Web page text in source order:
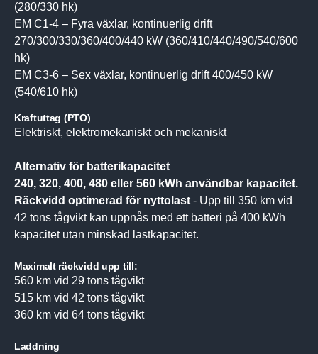
(280/330 hk)
EM C1-4 – Fyra växlar, kontinuerlig drift
270/300/330/360/400/440 kW (360/410/440/490/540/600
hk)
EM C3-6 – Sex växlar, kontinuerlig drift 400/450 kW
(540/610 hk)
Kraftuttag (PTO)
Elektriskt, elektromekaniskt och mekaniskt
Alternativ för batterikapacitet
240, 320, 400, 480 eller 560 kWh användbar kapacitet.
Räckvidd optimerad för nyttolast - Upp till 350 km vid
42 tons tågvikt kan uppnås med ett batteri på 400 kWh
kapacitet utan minskad lastkapacitet.
Maximalt räckvidd upp till:
560 km vid 29 tons tågvikt
515 km vid 42 tons tågvikt
360 km vid 64 tons tågvikt
Laddning